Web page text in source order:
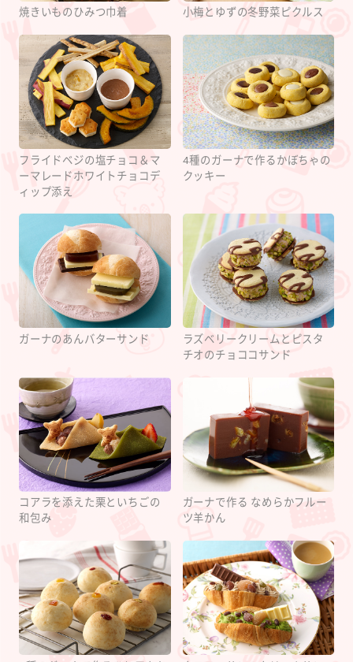
焼きいものひみつ巾着 小梅とゆずの冬野菜ピクルス
フライドベジの塩チョコ＆マ
ーマレードホワイトチョコデ
ィップ添え
4種のガーナで作るかぼちゃの
クッキー
ガーナのあんバターサンド
ラズベリークリームとピスタ
チオのチョココサンド
コアラを添えた栗といちごの
和包み
ガーナで作る なめらかフルー
ツ羊かん